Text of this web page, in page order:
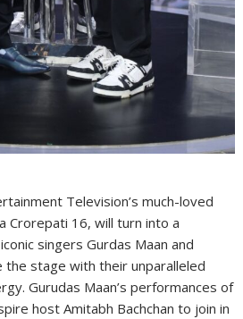
Television’s much-loved
Crorepati 16, will turn into a
singers Gurdas Maan and
the stage with their unparalleled
Gurudas Maan’s performances of
host Amitabh Bachchan to join in